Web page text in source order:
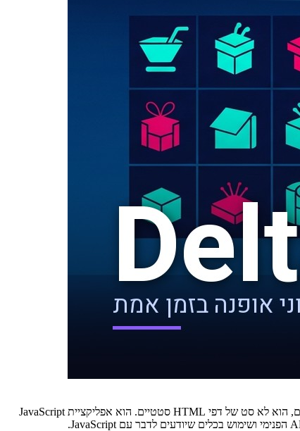
אם ניגשתם למשימת scraping Delta עם `requests` ו-BeautifulSoup, אתם כנראה כבר יודעים שזה לא עובד. האתר הזה, כמו רוב אתרי האופנה המודרניים, הוא לא סט של דפי HTML סטטיים. הוא אפליקציית JavaScript